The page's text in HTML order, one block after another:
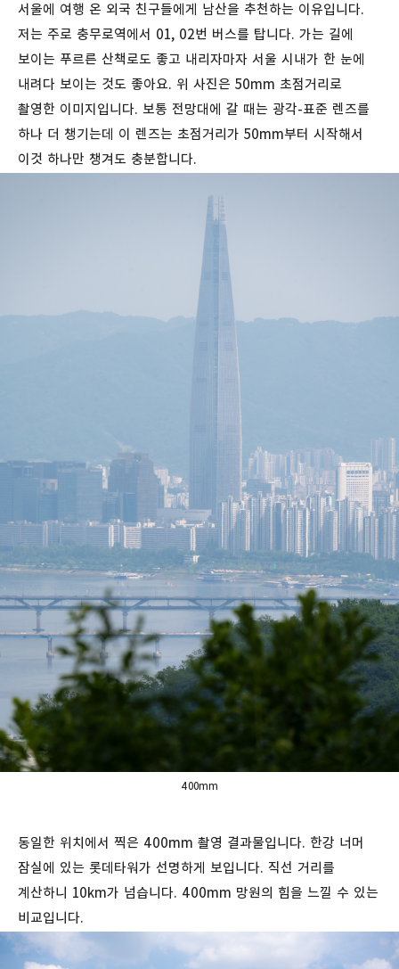
서울에 여행 온 외국 친구들에게 남산을 추천하는 이유입니다.
저는 주로 충무로역에서 01, 02번 버스를 탑니다. 가는 길에
보이는 푸르른 산책로도 좋고 내리자마자 서울 시내가 한 눈에
내려다 보이는 것도 좋아요. 위 사진은 50mm 초점거리로
촬영한 이미지입니다. 보통 전망대에 갈 때는 광각-표준 렌즈를
하나 더 챙기는데 이 렌즈는 초점거리가 50mm부터 시작해서
이것 하나만 챙겨도 충분합니다.
400mm
동일한 위치에서 찍은 400mm 촬영 결과물입니다. 한강 너머
잠실에 있는 롯데타워가 선명하게 보입니다. 직선 거리를
계산하니 10km가 넘습니다. 400mm 망원의 힘을 느낄 수 있는
비교입니다.